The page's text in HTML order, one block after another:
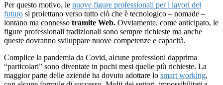
Per questo motivo, le nuove figure professionali per i lavori del
futuro si proiettano verso tutto ciò che è tecnologico – nomade –
lontano ma connesso tramite Web. Ovviamente, come anticipato, le
figure professionali tradizionali sono sempre richieste ma anche
queste dovranno sviluppare nuove competenze e capacità.
Complice la pandemia da Covid, alcune professioni dapprima
“particolari” sono diventate in pochi mesi quelle più richieste. La
maggior parte delle aziende ha dovuto adottare lo smart working,